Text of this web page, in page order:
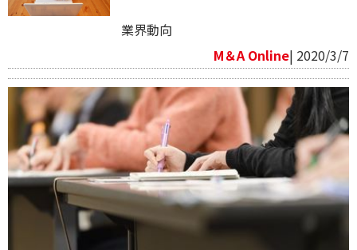
業界動向
M＆A Online| 2020/3/7